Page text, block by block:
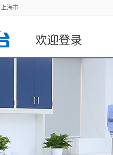
上海市
欢迎登录